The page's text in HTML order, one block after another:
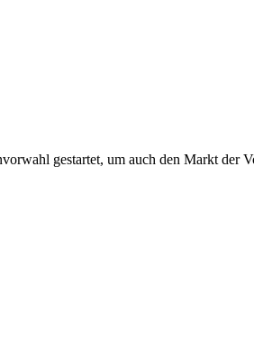
gestartet, um auch den Markt